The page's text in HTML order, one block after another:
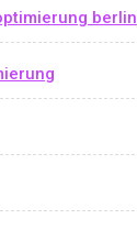
berlin